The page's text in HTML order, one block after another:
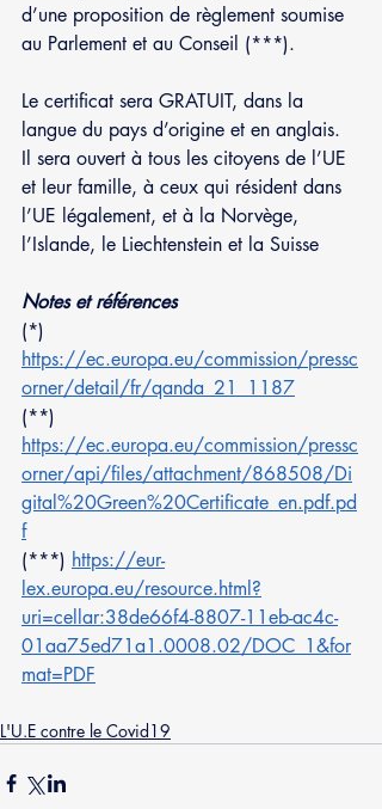
d’une proposition de règlement soumise
au Parlement et au Conseil (***).
Le certificat sera GRATUIT, dans la
langue du pays d’origine et en anglais.
Il sera ouvert à tous les citoyens de l’UE
et leur famille, à ceux qui résident dans
l’UE légalement, et à la Norvège,
l’Islande, le Liechtenstein et la Suisse
Notes et références
(*)
https://ec.europa.eu/commission/pressc
orner/detail/fr/qanda_21_1187
(**)
https://ec.europa.eu/commission/pressc
orner/api/files/attachment/868508/Di
gital%20Green%20Certificate_en.pdf.pd
f
(***) https://eur-
lex.europa.eu/resource.html?
uri=cellar:38de66f4-8807-11eb-ac4c-
01aa75ed71a1.0008.02/DOC_1&for
mat=PDF
L'U.E contre le Covid19